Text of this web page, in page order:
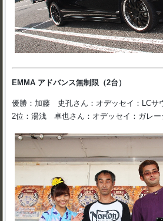
EMMA アドバンス無制限（2台）
優勝：加藤 史孔さん：オデッセイ：LCサ
2位：湯浅 卓也さん：オデッセイ：ガレー